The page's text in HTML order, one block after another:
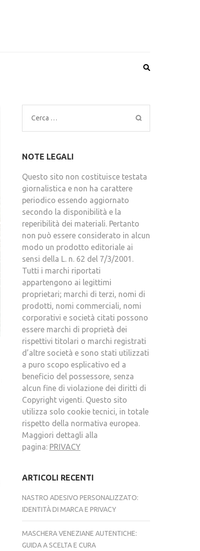
Ricerca
per:
NOTE LEGALI
Questo sito non costituisce testata
giornalistica e non ha carattere
periodico essendo aggiornato
secondo la disponibilità e la
reperibilità dei materiali. Pertanto
non può essere considerato in alcun
modo un prodotto editoriale ai
sensi della L. n. 62 del 7/3/2001.
Tutti i marchi riportati
appartengono ai legittimi
proprietari; marchi di terzi, nomi di
prodotti, nomi commerciali, nomi
corporativi e società citati possono
essere marchi di proprietà dei
rispettivi titolari o marchi registrati
d’altre società e sono stati utilizzati
a puro scopo esplicativo ed a
beneficio del possessore, senza
alcun fine di violazione dei diritti di
Copyright vigenti. Questo sito
utilizza solo cookie tecnici, in totale
rispetto della normativa europea.
Maggiori dettagli alla
pagina: PRIVACY
ARTICOLI RECENTI
NASTRO ADESIVO PERSONALIZZATO:
IDENTITÀ DI MARCA E PRIVACY
MASCHERA VENEZIANE AUTENTICHE:
GUIDA A SCELTA E CURA